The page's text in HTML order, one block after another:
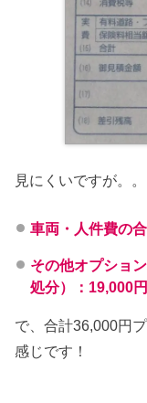
見にくいですが。。
車両・人件費の
その他オプショ
処分）：19,000円
で、合計36,000円
感じです！